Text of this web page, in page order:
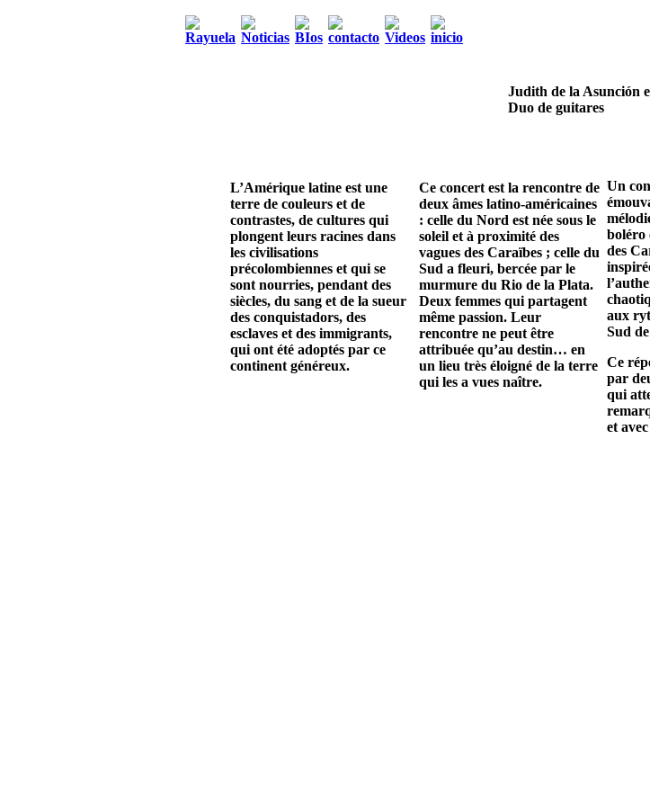
Judith de la Asunción
Duo de guitares
L’Amérique latine est une
terre de couleurs et de
contrastes, de cultures qui
plongent leurs racines dans
les civilisations
précolombiennes et qui se
sont nourries, pendant des
siècles, du sang et de la sueur
des conquistadors, des
esclaves et des immigrants,
qui ont été adoptés par ce
continent généreux.
Ce concert est la rencontre de
deux âmes latino-américaines
: celle du Nord est née sous le
soleil et à proximité des
vagues des Caraïbes ; celle du
Sud a fleuri, bercée par le
murmure du Rio de la Plata.
Deux femmes qui partagent
même passion. Leur
rencontre ne peut être
attribuée qu’au destin… en
un lieu très éloigné de la terre
qui les a vues naître.
Un
boléro
des
aux
Sud
Ce
par
qui
et